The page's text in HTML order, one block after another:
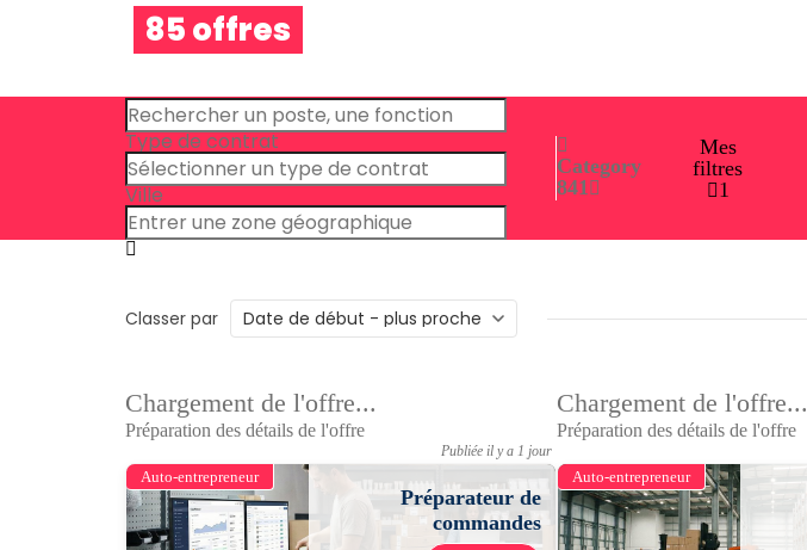
85 offres
Type de contrat
Ville
Category
841
Mes
filtres
1
Classer par
Chargement de l'offre...
Préparation des détails de l'offre
Publiée il y a 1 jour
Auto-entrepreneur
Préparateur de
commandes
Chargement de l'offre...
Préparation des détails de l'offre
Auto-entrepreneur